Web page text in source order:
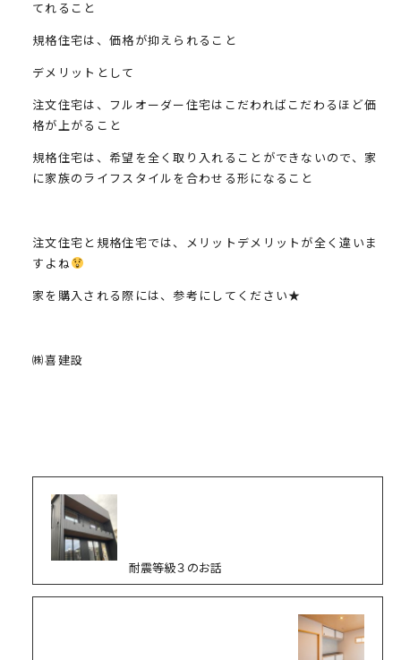
てれること
規格住宅は、価格が抑えられること
デメリットとして
注文住宅は、フルオーダー住宅はこだわればこだわるほど価
格が上がること
規格住宅は、希望を全く取り入れることができないので、家
に家族のライフスタイルを合わせる形になること
注文住宅と規格住宅では、メリットデメリットが全く違いま
すよね
家を購入される際には、参考にしてください★
㈱喜建設
耐震等級３のお話